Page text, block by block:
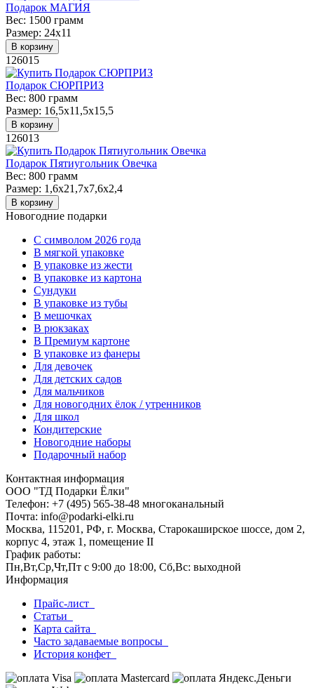
Подарок МАГИЯ
Вес: 1500 грамм
Размер: 24х11
В корзину
126015
Подарок СЮРПРИЗ
Вес: 800 грамм
Размер: 16,5х11,5х15,5
В корзину
126013
Подарок Пятиугольник Овечка
Вес: 800 грамм
Размер: 1,6x21,7х7,6х2,4
В корзину
Новогодние подарки
C символом 2026 года
В мягкой упаковке
В упаковке из жести
В упаковке из картона
Сундуки
В упаковке из тубы
В мешочках
В рюкзаках
В Премиум картоне
В упаковке из фанеры
Для девочек
Для детских садов
Для мальчиков
Для новогодних ёлок / утренников
Для школ
Кондитерские
Новогодние наборы
Подарочный набор
Контактная информация
ООО "ТД Подарки Ёлки"
Телефон: +7 (495) 565-38-48 многоканальный
Почта: info@podarki-elki.ru
Москва, 115201, РФ, г. Москва, Старокаширское шоссе, дом 2,
корпус 4, этаж 1, помещение II
График работы:
Пн,Вт,Ср,Чт,Пт с 9:00 до 18:00, Сб,Вс: выходной
Информация
Прайс-лист
Статьи
Карта сайта
Часто задаваемые вопросы
История конфет